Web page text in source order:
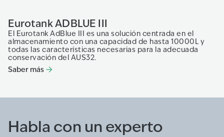
Eurotank ADBLUE III
El Eurotank AdBlue III es una solución centrada en el
almacenamiento con una capacidad de hasta 10000L y
todas las características necesarias para la adecuada
conservación del AUS32.
Saber más
Habla con un experto